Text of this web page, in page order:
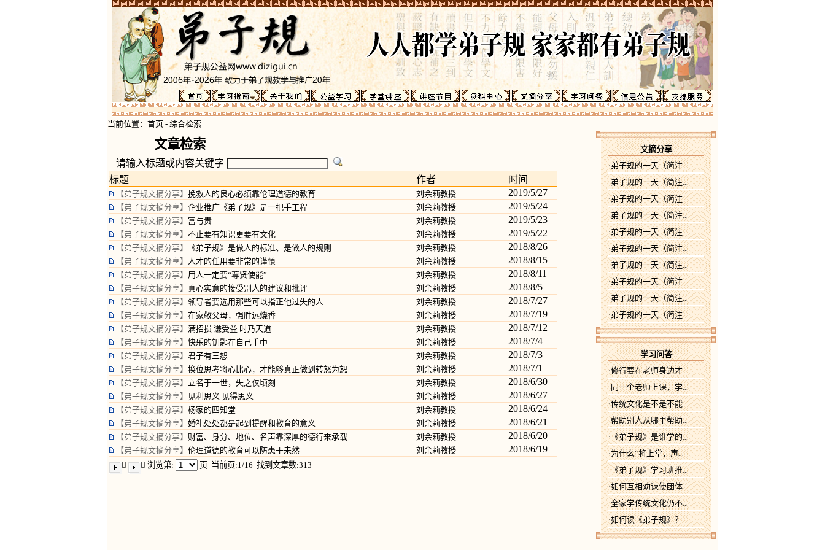
当前位置： 首页 - 综合检索
文章检索
请输入标题或内容关键字
标题
作者 时间
【弟子规文摘分享】 挽救人的良心必须靠伦理道德的教育 刘余莉教授 2019/5/27
【弟子规文摘分享】 企业推广《弟子规》是一把手工程 刘余莉教授 2019/5/24
【弟子规文摘分享】 富与贵 刘余莉教授 2019/5/23
【弟子规文摘分享】 不止要有知识更要有文化 刘余莉教授 2019/5/22
【弟子规文摘分享】 《弟子规》是做人的标准、是做人的规则 刘余莉教授 2018/8/26
【弟子规文摘分享】 人才的任用要非常的谨慎 刘余莉教授 2018/8/15
【弟子规文摘分享】 用人一定要“尊贤使能” 刘余莉教授 2018/8/11
【弟子规文摘分享】 真心实意的接受别人的建议和批评 刘余莉教授 2018/8/5
【弟子规文摘分享】 领导者要选用那些可以指正他过失的人 刘余莉教授 2018/7/27
【弟子规文摘分享】 在家敬父母，强胜远烧香 刘余莉教授 2018/7/19
【弟子规文摘分享】 满招损 谦受益 时乃天道 刘余莉教授 2018/7/12
【弟子规文摘分享】 快乐的钥匙在自己手中 刘余莉教授 2018/7/4
【弟子规文摘分享】 君子有三恕 刘余莉教授 2018/7/3
【弟子规文摘分享】 换位思考将心比心，才能够真正做到转怒为恕 刘余莉教授 2018/7/1
【弟子规文摘分享】 立名于一世，失之仅顷刻 刘余莉教授 2018/6/30
【弟子规文摘分享】 见利思义 见得思义 刘余莉教授 2018/6/27
【弟子规文摘分享】 杨家的四知堂 刘余莉教授 2018/6/24
【弟子规文摘分享】 婚礼处处都是起到提醒和教育的意义 刘余莉教授 2018/6/21
【弟子规文摘分享】 财富、身分、地位、名声靠深厚的德行来承载 刘余莉教授 2018/6/20
【弟子规文摘分享】 伦理道德的教育可以防患于未然 刘余莉教授 2018/6/19
  浏览第: 页 当前页:1/16 找到文章数:313
文摘分享
·弟子规的一天（简注...
·弟子规的一天（简注...
·弟子规的一天（简注...
·弟子规的一天（简注...
·弟子规的一天（简注...
·弟子规的一天（简注...
·弟子规的一天（简注...
·弟子规的一天（简注...
·弟子规的一天（简注...
·弟子规的一天（简注...
学习问答
·修行要在老师身边才...
·同一个老师上课，学...
·传统文化是不是不能...
·帮助别人从哪里帮助...
·《弟子规》是谁学的...
·为什么“将上堂，声...
·《弟子规》学习班推...
·如何互相劝谏使团体...
·全家学传统文化仍不...
·如何读《弟子规》？